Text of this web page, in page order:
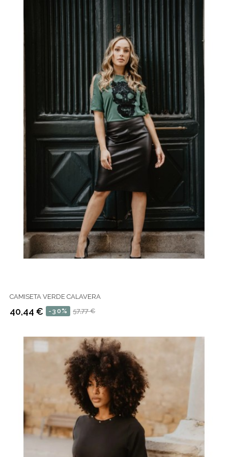
CAMISETA VERDE CALAVERA
Precio
57,77 €
-30%
Precio
40,44 €